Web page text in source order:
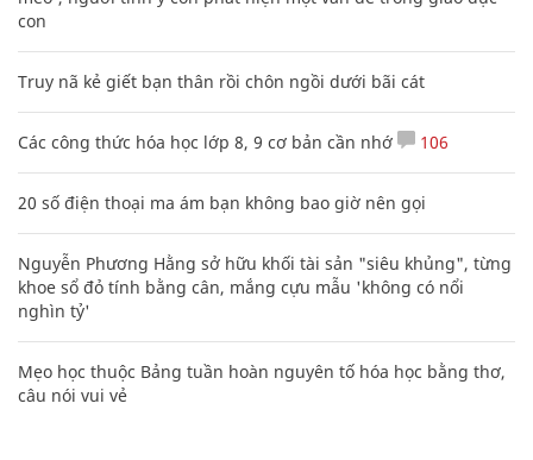
con
Truy nã kẻ giết bạn thân rồi chôn ngồi dưới bãi cát
Các công thức hóa học lớp 8, 9 cơ bản cần nhớ 106
20 số điện thoại ma ám bạn không bao giờ nên gọi
Nguyễn Phương Hằng sở hữu khối tài sản "siêu khủng", từng
khoe sổ đỏ tính bằng cân, mắng cựu mẫu 'không có nổi
nghìn tỷ'
Mẹo học thuộc Bảng tuần hoàn nguyên tố hóa học bằng thơ,
câu nói vui vẻ